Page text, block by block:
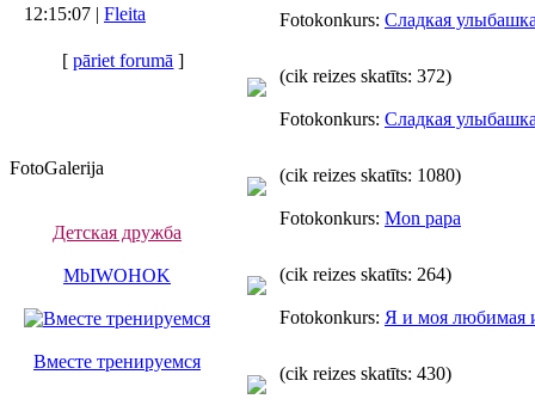
12:15:07 | Fleita
[pāriet forumā ]
FotoGalerija
Детская дружба
MbIWOHOK
Вместе тренируемся
Fotokonkurs: Сладкая
(cik reizes skatīts: 372)
Fotokonkurs: Сладкая
(cik reizes skatīts: 1080)
Fotokonkurs: Mon papa
(cik reizes skatīts: 264)
Fotokonkurs: Я и моя любимая
(cik reizes skatīts: 430)